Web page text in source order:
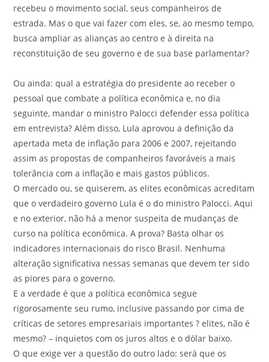
recebeu o movimento social, seus companheiros de
estrada. Mas o que vai fazer com eles, se, ao mesmo tempo,
busca ampliar as alianças ao centro e à direita na
reconstituição de seu governo e de sua base parlamentar?
Ou ainda: qual a estratégia do presidente ao receber o
pessoal que combate a política econômica e, no dia
seguinte, mandar o ministro Palocci defender essa política
em entrevista? Além disso, Lula aprovou a definição da
apertada meta de inflação para 2006 e 2007, rejeitando
assim as propostas de companheiros favoráveis a mais
tolerância com a inflação e mais gastos públicos.
O mercado ou, se quiserem, as elites econômicas acreditam
que o verdadeiro governo Lula é o do ministro Palocci. Aqui
e no exterior, não há a menor suspeita de mudanças de
curso na política econômica. A prova? Basta olhar os
indicadores internacionais do risco Brasil. Nenhuma
alteração significativa nessas semanas que devem ter sido
as piores para o governo.
E a verdade é que a política econômica segue
rigorosamente seu rumo, inclusive passando por cima de
críticas de setores empresariais importantes ? elites, não é
mesmo? – inquietos com os juros altos e o dólar baixo.
O que exige ver a questão do outro lado: será que os